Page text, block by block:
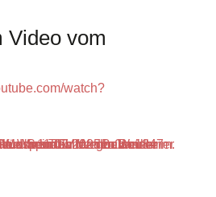
Video vom
watch?